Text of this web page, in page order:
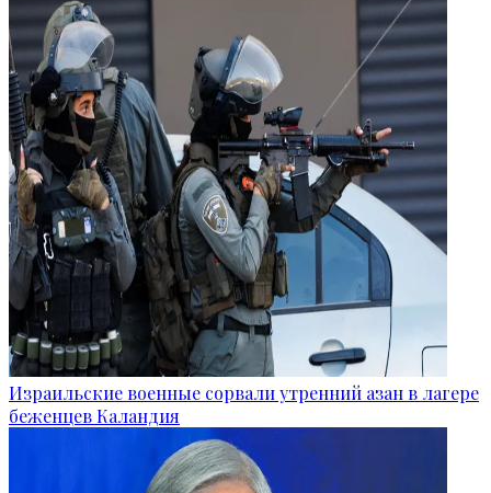
Израильские военные сорвали утренний азан в лагере
беженцев Каландия